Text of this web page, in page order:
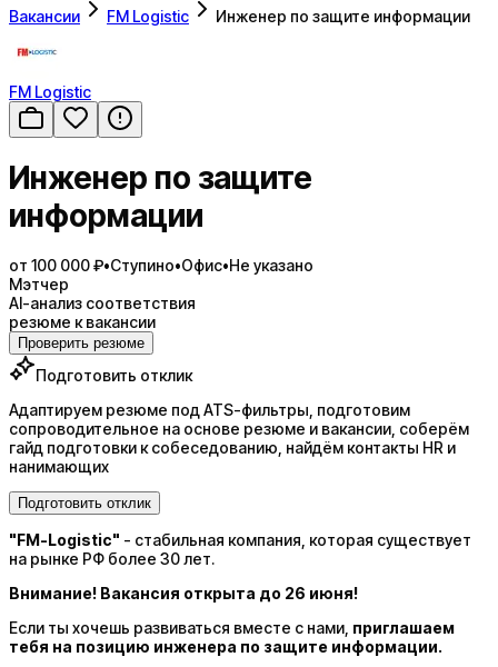
Вакансии FM Logistic Инженер по защите информации
FM Logistic
Инженер по защите
информации
от 100 000 ₽•Ступино•Офис•Не указано
Мэтчер
AI-анализ соответствия
резюме к вакансии
Проверить резюме
Подготовить отклик
Адаптируем резюме под ATS-фильтры, подготовим
сопроводительное на основе резюме и вакансии, соберём
гайд подготовки к собеседованию, найдём контакты HR и
нанимающих
Подготовить отклик
"FM-Logistic" - стабильная компания, которая существует
на рынке РФ более 30 лет.
Внимание! Вакансия открыта до 26 июня!
Если ты хочешь развиваться вместе с нами, приглашаем
тебя на позицию инженера по защите информации.